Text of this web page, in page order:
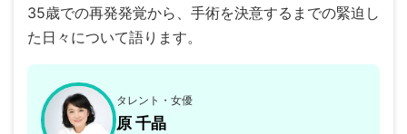
35歳での再発発覚から、手術を決意するまでの緊迫し
た日々について語ります。
タレント・女優
原 千晶